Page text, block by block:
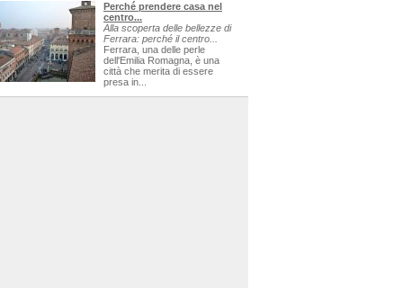
Perché prendere casa nel
centro...
Alla scoperta delle bellezze di
Ferrara: perché il centro...
Ferrara, una delle perle
dell'Emilia Romagna, è una
città che merita di essere
presa in...